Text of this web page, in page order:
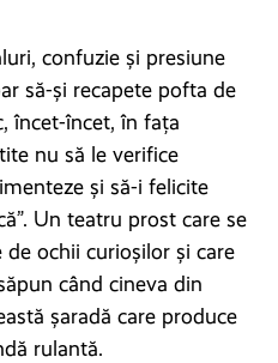
confuzie și presiune
să-și recapete pofta de
încet-încet, în fața
nu să le verifice
și să-i felicite
Un teatru prost care se
ochii curioșilor și care
când cineva din
șaradă care produce
rulantă.